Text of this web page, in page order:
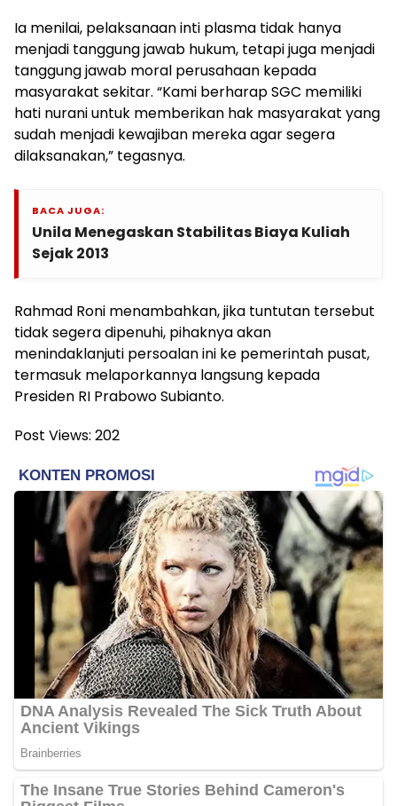
Ia menilai, pelaksanaan inti plasma tidak hanya
menjadi tanggung jawab hukum, tetapi juga menjadi
tanggung jawab moral perusahaan kepada
masyarakat sekitar. “Kami berharap SGC memiliki
hati nurani untuk memberikan hak masyarakat yang
sudah menjadi kewajiban mereka agar segera
dilaksanakan,” tegasnya.
BACA JUGA:
Unila Menegaskan Stabilitas Biaya Kuliah
Sejak 2013
Rahmad Roni menambahkan, jika tuntutan tersebut
tidak segera dipenuhi, pihaknya akan
menindaklanjuti persoalan ini ke pemerintah pusat,
termasuk melaporkannya langsung kepada
Presiden RI Prabowo Subianto.
Post Views: 202